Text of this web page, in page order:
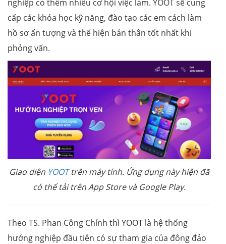
nghiệp có thêm nhiều cơ hội việc làm. YOOT sẽ cung
cấp các khóa học kỹ năng, đào tạo các em cách làm
hồ sơ ấn tượng và thể hiện bản thân tốt nhất khi
phỏng vấn.
Giao diện YOOTtrên máy tính. Ứng dụng này hiện đã
có thể tải trên App Store và Google Play.
Theo TS. Phan Công Chính thì YOOT là hệ thống
hướng nghiệp đầu tiên có sự tham gia của đông đảo